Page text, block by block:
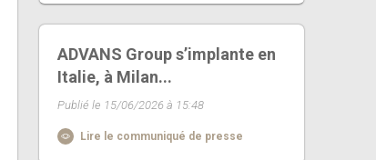
ADVANS Group s’implante en
Italie, à Milan...
Publié le 15/06/2026 à 15:48
Lire le communiqué de presse